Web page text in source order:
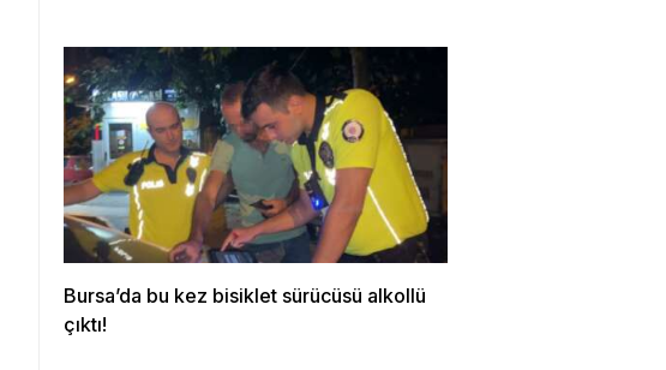
Bursa’da bu kez bisiklet sürücüsü alkollü
çıktı!